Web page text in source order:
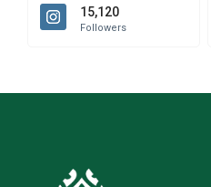
15,120
Followers